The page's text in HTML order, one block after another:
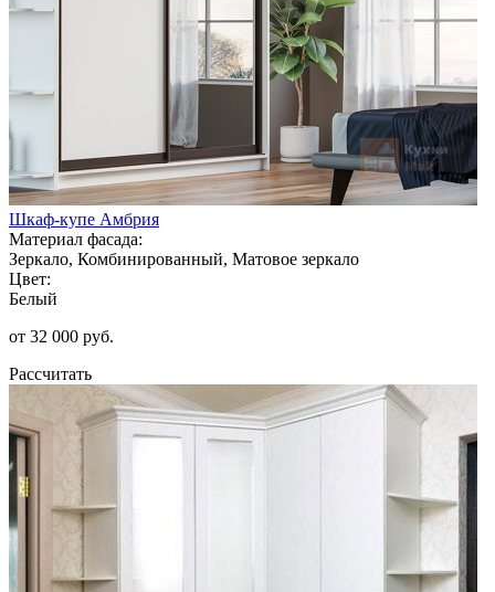
Шкаф-купе Амбрия
Материал фасада:
Зеркало, Комбинированный, Матовое зеркало
Цвет:
Белый
от 32 000 руб.
Рассчитать